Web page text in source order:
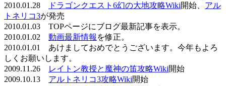
2010.01.28
ドラゴンクエスト6幻の大地攻略Wiki開始、 アル
トネリコ3が発売
2010.01.03 TOPページにブログ最新記事を表示。
2010.01.02 動画最新情報 を修正。
2010.01.01 あけましておめでとうございます。今年もよろ
しくお願いします。
2009.11.26
レイトン教授と魔神の笛攻略Wiki開始
2009.10.13 アルトネリコ3攻略Wiki開始